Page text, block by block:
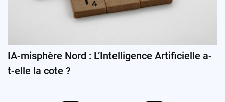
IA-misphère Nord : L’Intelligence Artificielle a-
t-elle la cote ?